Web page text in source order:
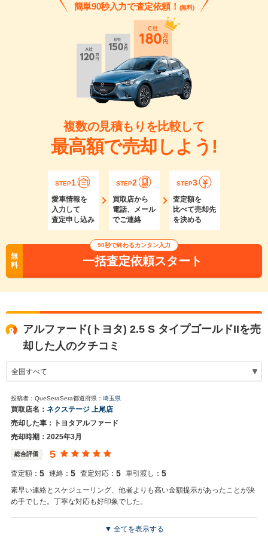
簡単90秒入力で査定依頼！ (無料)
複数の見積もりを比較して
最高額で売却しよう!
STEP1
愛車情報を
入力して
査定申し込み
STEP2
買取店から
電話、メール
でご連絡
STEP3
査定額を
比べて売却先
を決める
無
料
90秒で終わるカンタン入力
一括査定依頼スタート
アルファード(トヨタ) 2.5 S タイプゴールドIIを売
却した人のクチコミ
投稿者：QueSeraSera都道府県： 埼玉県
買取店名： ネクステージ 上尾店
売却した車：トヨタアルファード
売却時期：2025年3月
総合評価 5
査定額： 5 連絡： 5 査定対応： 5 車引渡し： 5
素早い連絡とスケジューリング、他者よりも高い金額提示があったことが決
め手でした。丁寧な対応も好印象でした。
▼ 全てを表示する